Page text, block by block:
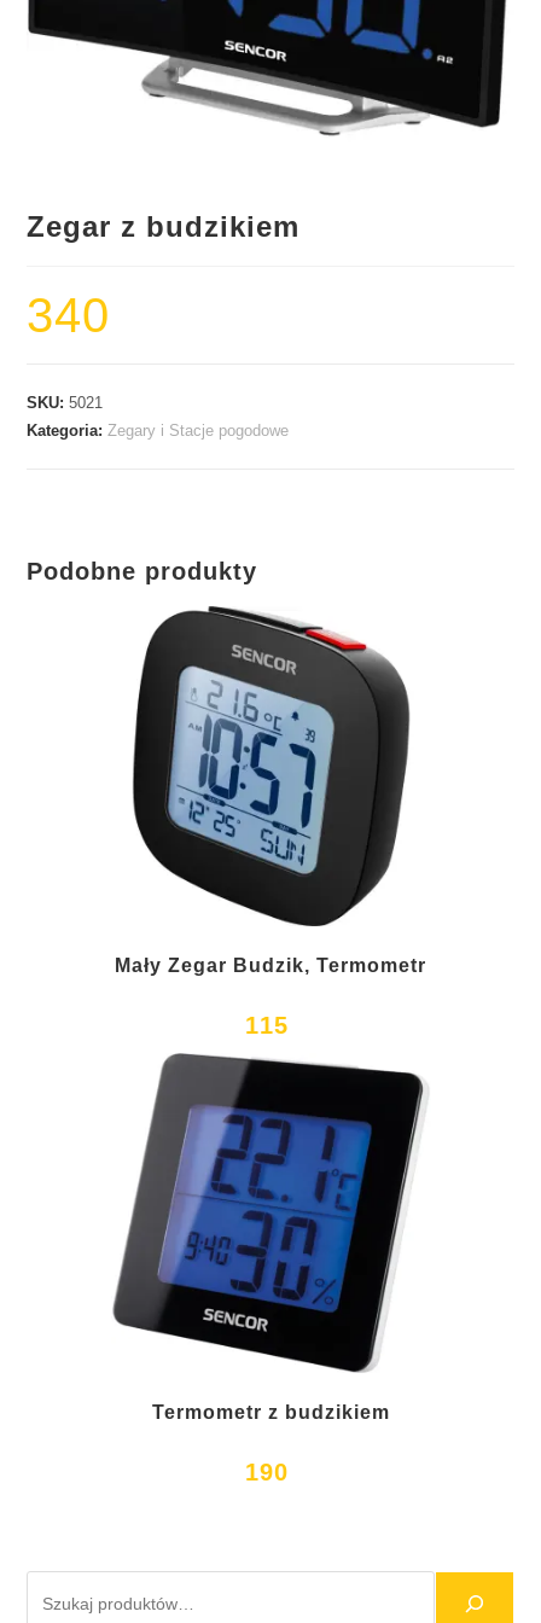
Zegar z budzikiem
340
SKU:5021
Kategoria:Zegary i Stacje pogodowe
Podobne produkty
Mały Zegar Budzik, Termometr
115
Termometr z budzikiem
190